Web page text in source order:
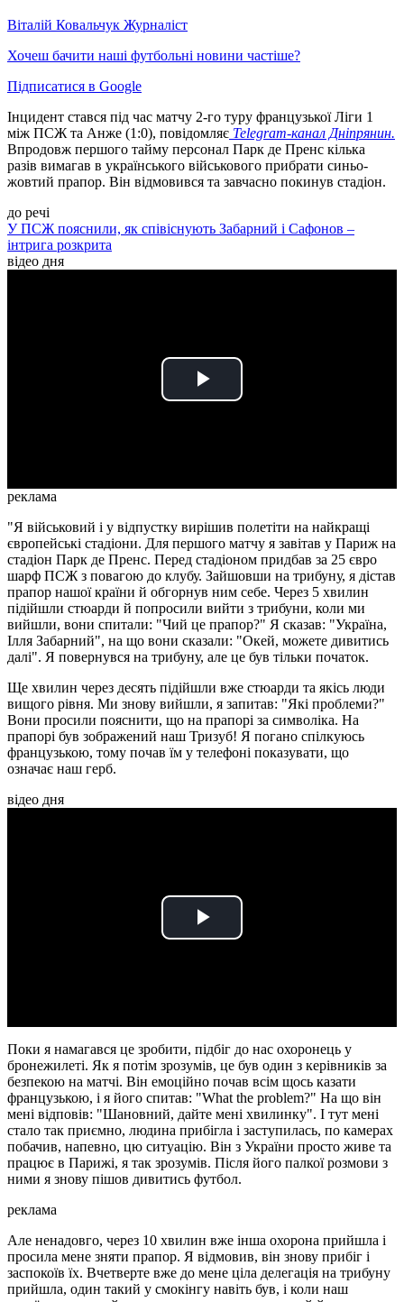
Віталій Ковальчук Журналіст
Хочеш бачити наші футбольні новини частіше?
Підписатися в Google
Інцидент стався під час матчу 2-го туру французької Ліги 1
між ПСЖ та Анже (1:0), повідомляє Telegram-канал Дніпрянин.
Впродовж першого тайму персонал Парк де Пренс кілька
разів вимагав в українського військового прибрати синьо-
жовтий прапор. Він відмовився та завчасно покинув стадіон.
до речі
У ПСЖ пояснили, як співіснують Забарний і Сафонов –
інтрига розкрита
відео дня
Play
реклама
"Я військовий і у відпустку вирішив полетіти на найкращі
європейські стадіони. Для першого матчу я завітав у Париж на
стадіон Парк де Пренс. Перед стадіоном придбав за 25 євро
шарф ПСЖ з повагою до клубу. Зайшовши на трибуну, я дістав
прапор нашої країни й обгорнув ним себе. Через 5 хвилин
підійшли стюарди й попросили вийти з трибуни, коли ми
вийшли, вони спитали: "Чий це прапор?" Я сказав: "Україна,
Ілля Забарний", на що вони сказали: "Окей, можете дивитись
далі". Я повернувся на трибуну, але це був тільки початок.
Ще хвилин через десять підійшли вже стюарди та якісь люди
вищого рівня. Ми знову вийшли, я запитав: "Які проблеми?"
Вони просили пояснити, що на прапорі за символіка. На
прапорі був зображений наш Тризуб! Я погано спілкуюсь
французькою, тому почав їм у телефоні показувати, що
означає наш герб.
відео дня
Play
Поки я намагався це зробити, підбіг до нас охоронець у
бронежилеті. Як я потім зрозумів, це був один з керівників за
безпекою на матчі. Він емоційно почав всім щось казати
французькою, і я його спитав: "What the problem?" На що він
мені відповів: "Шановний, дайте мені хвилинку". І тут мені
стало так приємно, людина прибігла і заступилась, по камерах
побачив, напевно, цю ситуацію. Він з України просто живе та
працює в Парижі, я так зрозумів. Після його палкої розмови з
ними я знову пішов дивитись футбол.
реклама
Але ненадовго, через 10 хвилин вже інша охорона прийшла і
просила мене зняти прапор. Я відмовив, він знову прибіг і
заспокоїв їх. Вчетверте вже до мене ціла делегація на трибуну
прийшла, один такий у смокінгу навіть був, і коли наш